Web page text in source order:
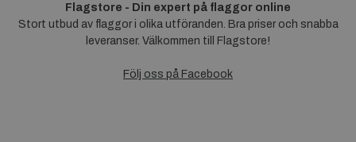
Flagstore - Din expert på flaggor online
Stort utbud av flaggor i olika utföranden. Bra priser och snabba
leveranser. Välkommen till Flagstore!
Följ oss på Facebook